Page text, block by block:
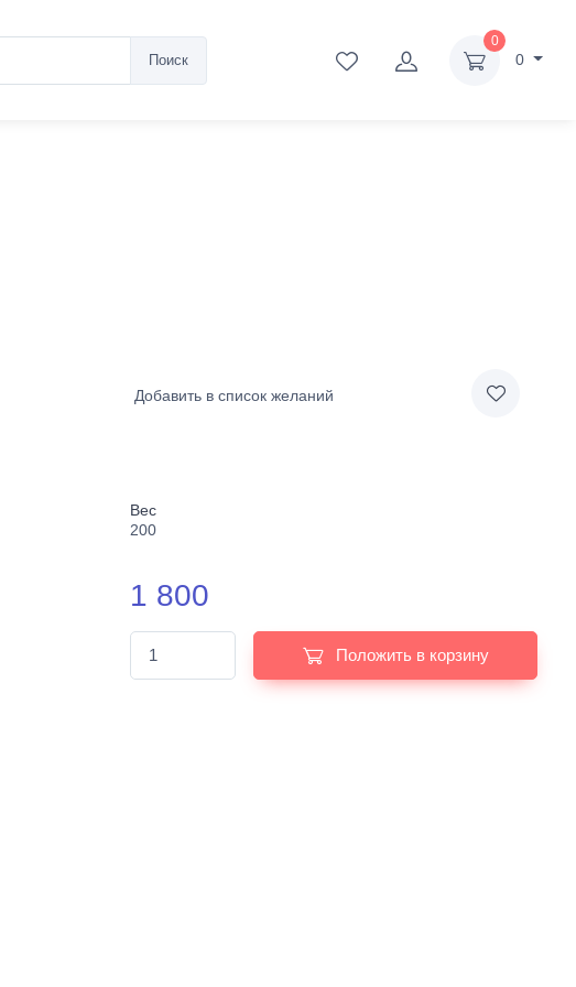
Поиск
0
0
Добавить в список желаний
Вес
200
1 800
Положить в корзину